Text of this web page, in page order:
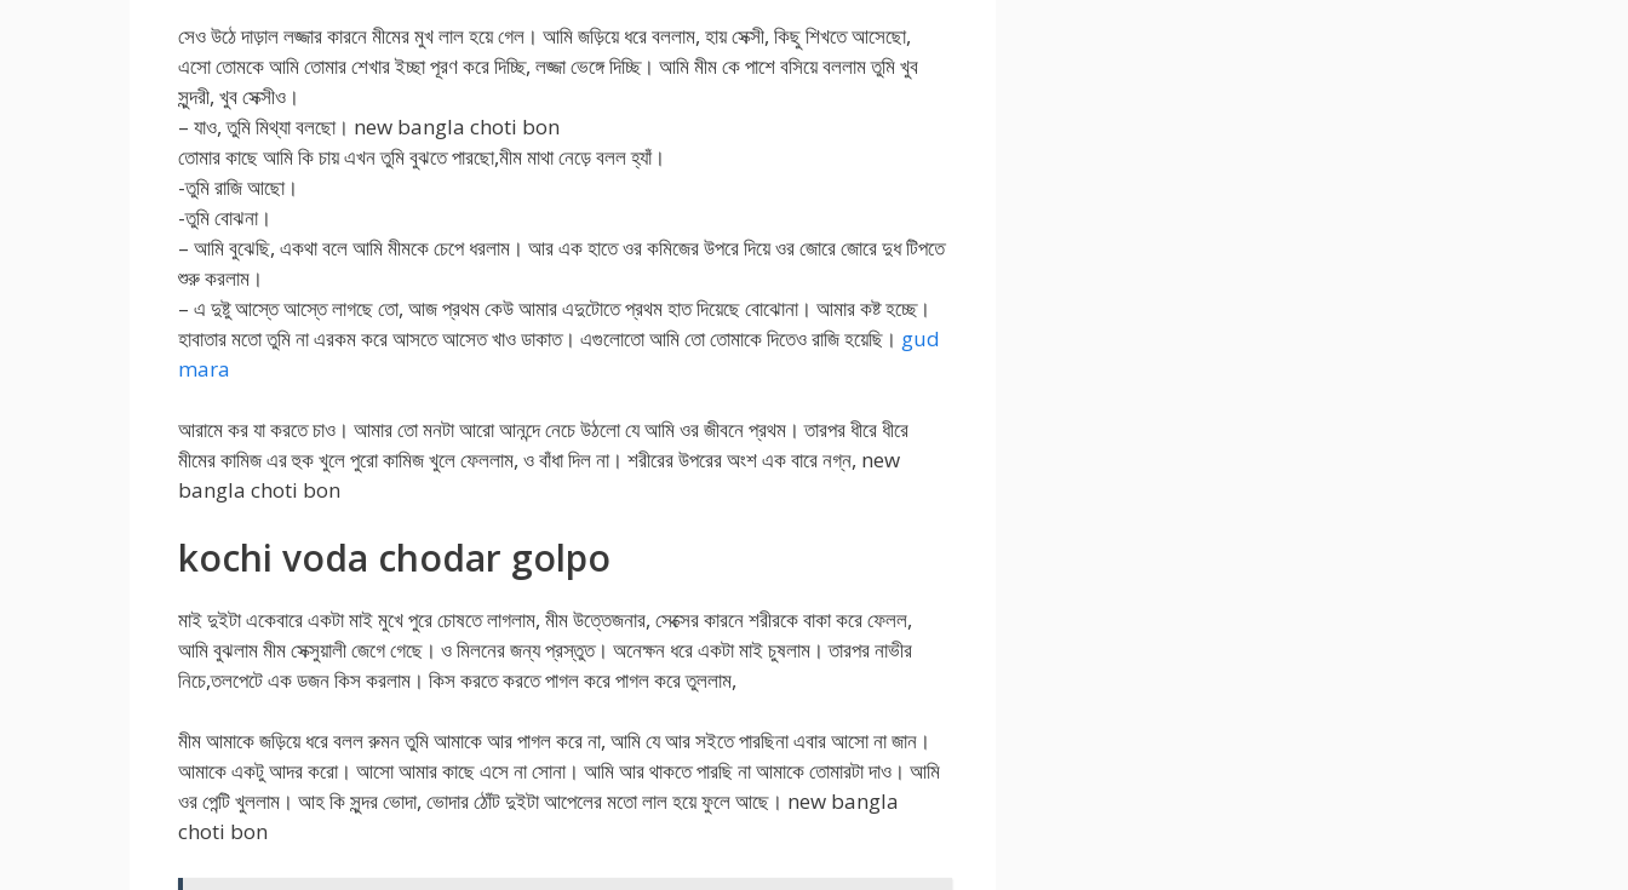
সেও উঠে দাড়াল লজ্জার কারনে মীমের মুখ লাল হয়ে গেল। আমি জড়িয়ে ধরে বললাম, হায় সেক্সী, কিছু শিখতে আসেছো,
এসো তোমকে আমি তোমার শেখার ইচ্ছা পূরণ করে দিচ্ছি, লজ্জা ভেঙ্গে দিচ্ছি। আমি মীম কে পাশে বসিয়ে বললাম তুমি খুব
সুন্দরী, খুব সেক্সীও।
– যাও, তুমি মিথ্যা বলছো। new bangla choti bon
তোমার কাছে আমি কি চায় এখন তুমি বুঝতে পারছো,মীম মাথা নেড়ে বলল হ্যাঁ।
-তুমি রাজি আছো।
-তুমি বোঝনা।
– আমি বুঝেছি, একথা বলে আমি মীমকে চেপে ধরলাম। আর এক হাতে ওর কমিজের উপরে দিয়ে ওর জোরে জোরে দুধ টিপতে
শুরু করলাম।
– এ দুষ্টু আস্তে আস্তে লাগছে তো, আজ প্রথম কেউ আমার এদুটোতে প্রথম হাত দিয়েছে বোঝোনা। আমার কষ্ট হচ্ছে।
হাবাতার মতো তুমি না এরকম করে আসতে আসেত খাও ডাকাত। এগুলোতো আমি তো তোমাকে দিতেও রাজি হয়েছি। gud
mara
আরামে কর যা করতে চাও। আমার তো মনটা আরো আনন্দে নেচে উঠলো যে আমি ওর জীবনে প্রথম। তারপর ধীরে ধীরে
মীমের কামিজ এর হুক খুলে পুরো কামিজ খুলে ফেললাম, ও বাঁধা দিল না। শরীরের উপরের অংশ এক বারে নগ্ন, new
bangla choti bon
kochi voda chodar golpo
মাই দুইটা একেবারে একটা মাই মুখে পুরে চোষতে লাগলাম, মীম উত্তেজনার, সেক্সের কারনে শরীরকে বাকা করে ফেলল,
আমি বুঝলাম মীম সেক্সুয়ালী জেগে গেছে। ও মিলনের জন্য প্রস্তুত। অনেক্ষন ধরে একটা মাই চুষলাম। তারপর নাভীর
নিচে,তলপেটে এক ডজন কিস করলাম। কিস করতে করতে পাগল করে পাগল করে তুললাম,
মীম আমাকে জড়িয়ে ধরে বলল রুমন তুমি আমাকে আর পাগল করে না, আমি যে আর সইতে পারছিনা এবার আসো না জান।
আমাকে একটু আদর করো। আসো আমার কাছে এসে না সোনা। আমি আর থাকতে পারছি না আমাকে তোমারটা দাও। আমি
ওর পেন্টি খুললাম। আহ কি সুন্দর ভোদা, ভোদার ঠোঁট দুইটা আপেলের মতো লাল হয়ে ফুলে আছে। new bangla
choti bon